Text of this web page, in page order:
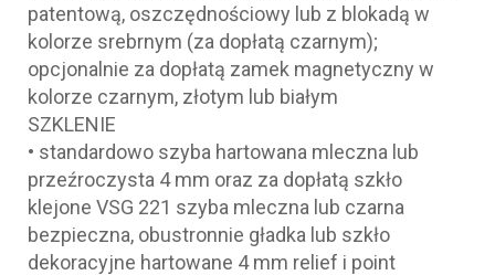
patentową, oszczędnościowy lub z blokadą w
kolorze srebrnym (za dopłatą czarnym);
opcjonalnie za dopłatą zamek magnetyczny w
kolorze czarnym, złotym lub białym
SZKLENIE
• standardowo szyba hartowana mleczna lub
przeźroczysta 4 mm oraz za dopłatą szkło
klejone VSG 221 szyba mleczna lub czarna
bezpieczna, obustronnie gładka lub szkło
dekoracyjne hartowane 4 mm relief i point